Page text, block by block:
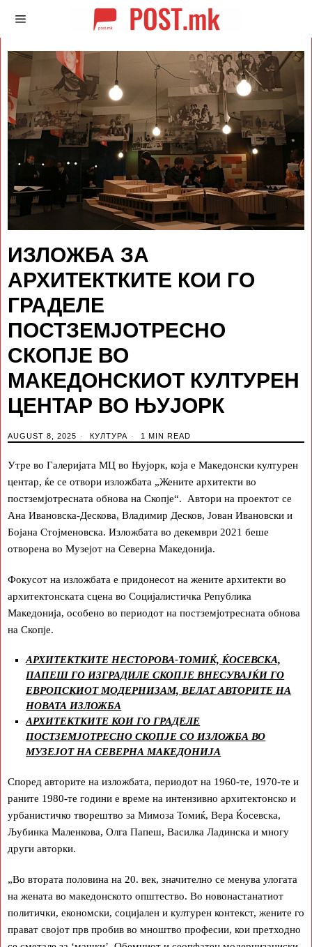
ИЗЛОЖБА ЗА
АРХИТЕКТКИТЕ КОИ ГО
ГРАДЕЛЕ
ПОСТЗЕМЈОТРЕСНО
СКОПЈЕ ВО
МАКЕДОНСКИОТ КУЛТУРЕН
ЦЕНТАР ВО ЊУЈОРК
AUGUST 8, 2025 КУЛТУРА 1 MIN READ
Утре во Галеријата МЦ во Њујорк, која е Македонски културен
центар, ќе се отвори изложбата „Жените архитекти во
постземјотресната обнова на Скопје“. Автори на проектот се
Ана Ивановска-Дескова, Владимир Десков, Јован Ивановски и
Бојана Стојменовска. Изложбата во декември 2021 беше
отворена во Музејот на Северна Македонија.
Фокусот на изложбата е придонесот на жените архитекти во
архитектонската сцена во Социјалистичка Република
Македонија, особено во периодот на постземјотресната обнова
на Скопје.
АРХИТЕКТКИТЕ НЕСТОРОВА-ТОМИЌ, ЌОСЕВСКА,
ПАПЕШ ГО ИЗГРАДИЛЕ СКОПЈЕ ВНЕСУВАЈЌИ ГО
ЕВРОПСКИОТ МОДЕРНИЗАМ, ВЕЛАТ АВТОРИТЕ НА
НОВАТА ИЗЛОЖБА
АРХИТЕКТКИТЕ КОИ ГО ГРАДЕЛЕ
ПОСТЗЕМЈОТРЕСНО СКОПЈЕ СО ИЗЛОЖБА ВО
МУЗЕЈОТ НА СЕВЕРНА МАКЕДОНИЈА
Според авторите на изложбата, периодот на 1960-те, 1970-те и
раните 1980-те години е време на интензивно архитектонско и
урбанистичко творештво за Мимоза Томиќ, Вера Ќосевска,
Љубинка Маленкова, Олга Папеш, Василка Ладинска и многу
други авторки.
„Во втората половина на 20. век, значително се менува улогата
на жената во македонското општество. Во новонастанатиот
политички, економски, социјален и културен контекст, жените го
прават својот прв пробив во мноштво професии, кои претходно